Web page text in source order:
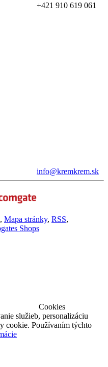
+421 910 619 061
info@kremkrem.sk
, Mapa stránky, RSS,
Shops
Cookies
služieb, personalizáciu
cookie. Používaním týchto